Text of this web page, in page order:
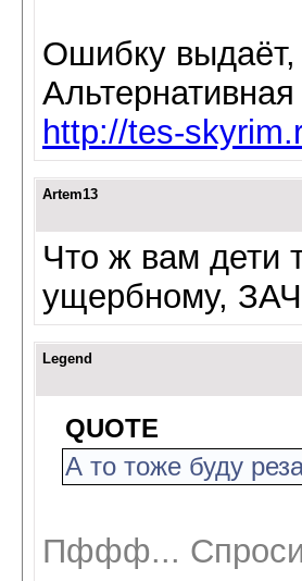
Ошибку выдаёт,
http://tes-
Artem13
Что ж вам дети
ущербному,
Legend
QUOTE
А то тоже буду
Пффф...